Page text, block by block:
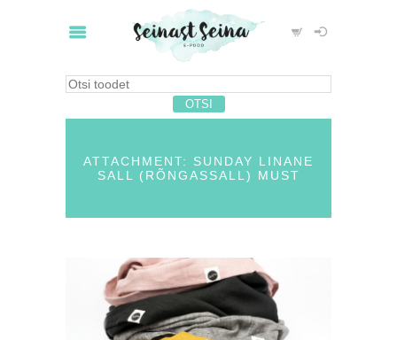
ATTACHMENT: SUNDAY LINANE
SALL (RÕNGASSALL) MUST